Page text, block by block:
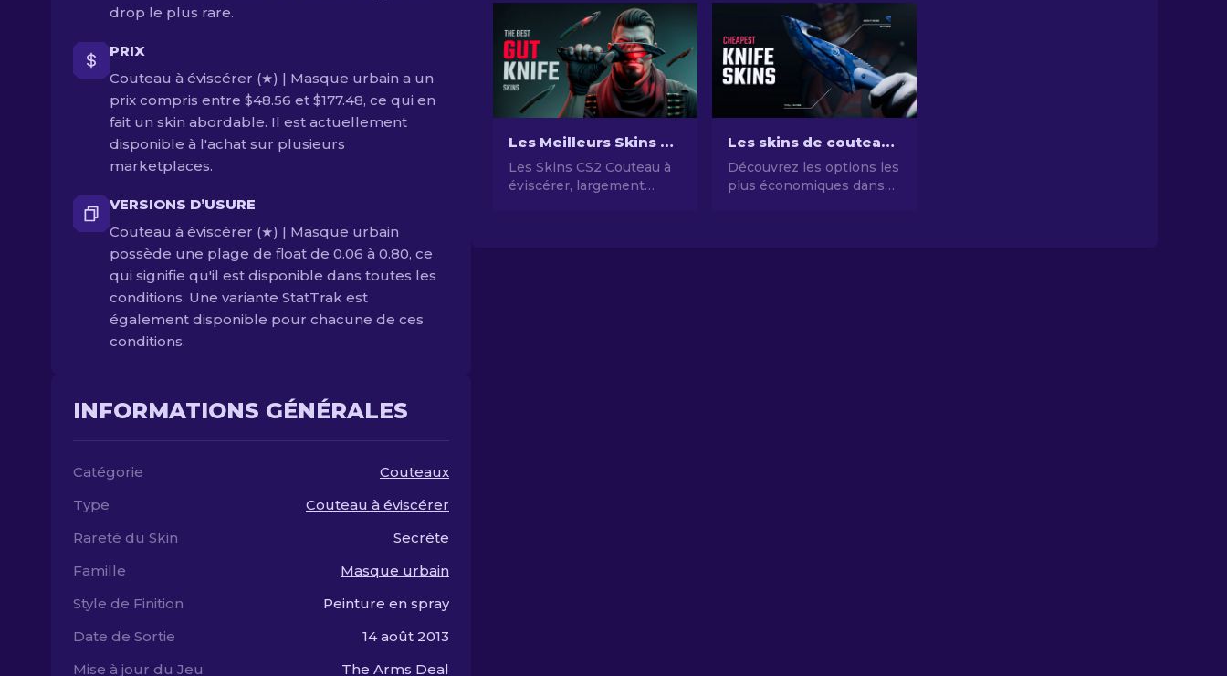
drop le plus rare.
PRIX
Couteau à éviscérer (★) | Masque urbain a un
prix compris entre $48.56 et $177.48, ce qui en
fait un skin abordable. Il est actuellement
disponible à l'achat sur plusieurs
marketplaces.
VERSIONS D’USURE
Couteau à éviscérer (★) | Masque urbain
possède une plage de float de 0.06 à 0.80, ce
qui signifie qu'il est disponible dans toutes les
conditions. Une variante StatTrak est
également disponible pour chacune de ces
conditions.
INFORMATIONS GÉNÉRALES
Catégorie
Couteaux
Type
Couteau à éviscérer
Rareté du Skin
Secrète
Famille
Masque urbain
Style de Finition
Peinture en spray
Date de Sortie
14 août 2013
Mise à jour du Jeu
The Arms Deal
Les Meilleurs Skins de Couteau à éviscérer de CS2
Les Skins CS2 Couteau à
éviscérer, largement
Les skins de couteaux CS2 les moins chers [2026]
Découvrez les options les
plus économiques dans